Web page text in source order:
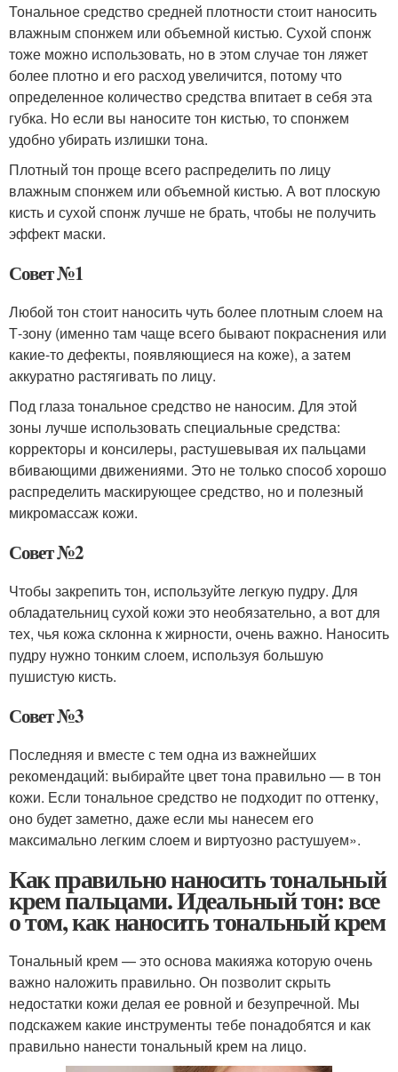
Тональное средство средней плотности стоит наносить
влажным спонжем или объемной кистью. Сухой спонж
тоже можно использовать, но в этом случае тон ляжет
более плотно и его расход увеличится, потому что
определенное количество средства впитает в себя эта
губка. Но если вы наносите тон кистью, то спонжем
удобно убирать излишки тона.
Плотный тон проще всего распределить по лицу
влажным спонжем или объемной кистью. А вот плоскую
кисть и сухой спонж лучше не брать, чтобы не получить
эффект маски.
Совет №1
Любой тон стоит наносить чуть более плотным слоем на
Т-зону (именно там чаще всего бывают покраснения или
какие-то дефекты, появляющиеся на коже), а затем
аккуратно растягивать по лицу.
Под глаза тональное средство не наносим. Для этой
зоны лучше использовать специальные средства:
корректоры и консилеры, растушевывая их пальцами
вбивающими движениями. Это не только способ хорошо
распределить маскирующее средство, но и полезный
микромассаж кожи.
Совет №2
Чтобы закрепить тон, используйте легкую пудру. Для
обладательниц сухой кожи это необязательно, а вот для
тех, чья кожа склонна к жирности, очень важно. Наносить
пудру нужно тонким слоем, используя большую
пушистую кисть.
Совет №3
Последняя и вместе с тем одна из важнейших
рекомендаций: выбирайте цвет тона правильно — в тон
кожи. Если тональное средство не подходит по оттенку,
оно будет заметно, даже если мы нанесем его
максимально легким слоем и виртуозно растушуем».
Как правильно наносить тональный
крем пальцами. Идеальный тон: все
о том, как наносить тональный крем
Тональный крем — это основа макияжа которую очень
важно наложить правильно. Он позволит скрыть
недостатки кожи делая ее ровной и безупречной. Мы
подскажем какие инструменты тебе понадобятся и как
правильно нанести тональный крем на лицо.